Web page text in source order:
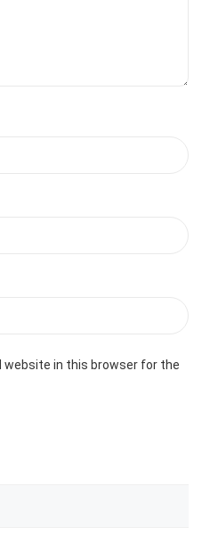
website in this browser for the